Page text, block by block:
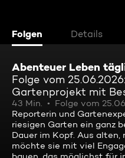
Folgen Details
Abenteuer Leben
Folge vom
Gartenprojekt mit
43 Min. Folge vom
Reporterin und
riesigen Garten ein ganz
Dauer im Kopf. Aus
möchte sie mit viel